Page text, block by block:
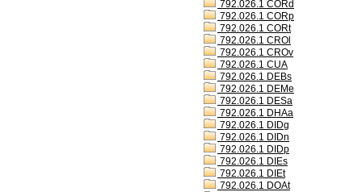
792.026.1 CORd
792.026.1 CORp
792.026.1 CORt
792.026.1 CROl
792.026.1 CROv
792.026.1 CUA
792.026.1 DEBs
792.026.1 DEMe
792.026.1 DESa
792.026.1 DHAa
792.026.1 DIDg
792.026.1 DIDn
792.026.1 DIDp
792.026.1 DIEs
792.026.1 DIEt
792.026.1 DOAt